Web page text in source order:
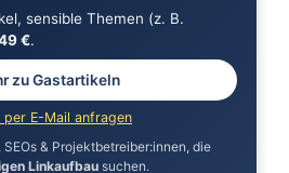
sensible Themen (z. B.
€.
zu Gastartikeln
per E-Mail anfragen
& Projektbetreiber:innen, die
Linkaufbau suchen.